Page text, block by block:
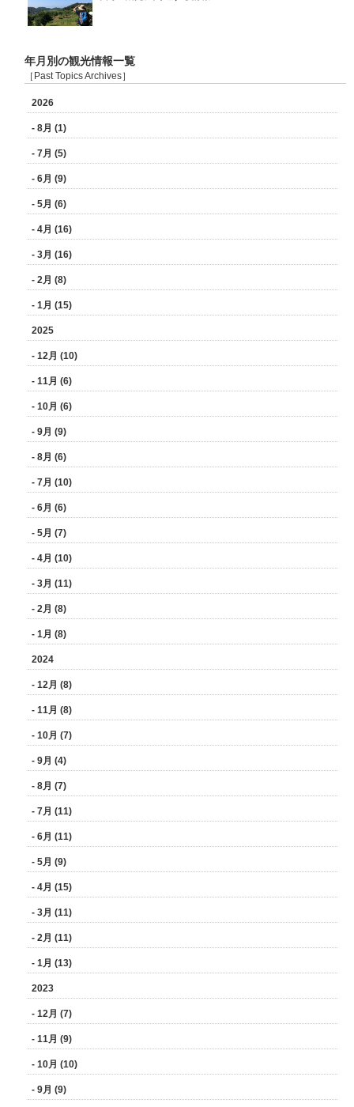
年月別の観光情報一覧
［Past Topics Archives］
2026
- 8月 (1)
- 7月 (5)
- 6月 (9)
- 5月 (6)
- 4月 (16)
- 3月 (16)
- 2月 (8)
- 1月 (15)
2025
- 12月 (10)
- 11月 (6)
- 10月 (6)
- 9月 (9)
- 8月 (6)
- 7月 (10)
- 6月 (6)
- 5月 (7)
- 4月 (10)
- 3月 (11)
- 2月 (8)
- 1月 (8)
2024
- 12月 (8)
- 11月 (8)
- 10月 (7)
- 9月 (4)
- 8月 (7)
- 7月 (11)
- 6月 (11)
- 5月 (9)
- 4月 (15)
- 3月 (11)
- 2月 (11)
- 1月 (13)
2023
- 12月 (7)
- 11月 (9)
- 10月 (10)
- 9月 (9)